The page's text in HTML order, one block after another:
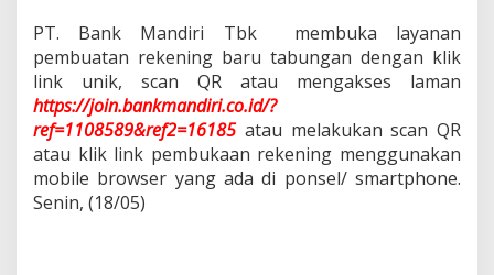
PT. Bank Mandiri Tbk membuka layanan
pembuatan rekening baru tabungan dengan klik
link unik, scan QR atau mengakses laman
https://join.bankmandiri.co.id/?
ref=1108589&ref2=16185atau melakukan scan QR
atau klik link pembukaan rekening menggunakan
mobile browser yang ada di ponsel/ smartphone.
Senin, (18/05)